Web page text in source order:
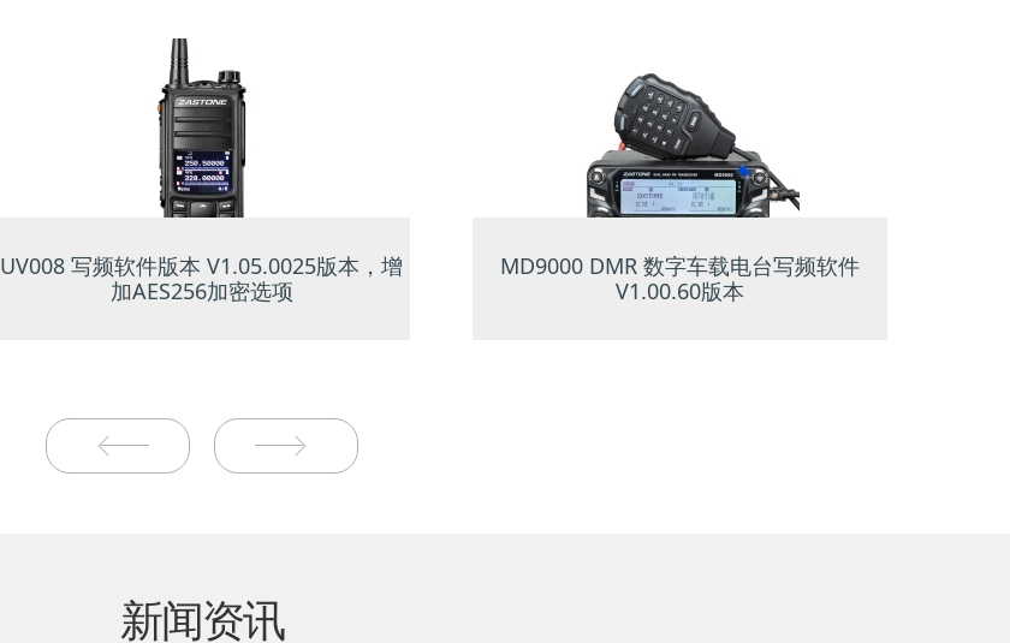
UV008 写频软件版本 V1.05.0025版本，增
加AES256加密选项
MD9000 DMR 数字车载电台写频软件
V1.00.60版本
新闻资讯